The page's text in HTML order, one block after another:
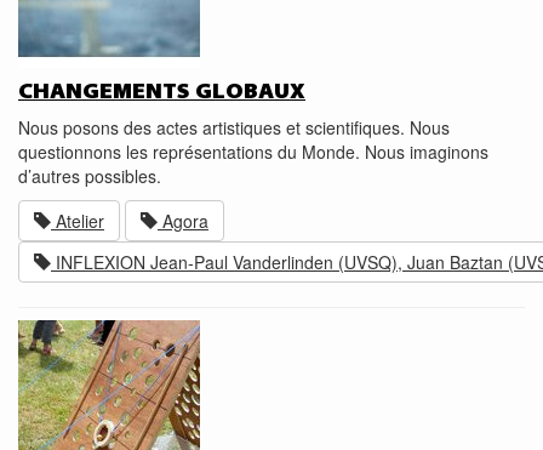
CHANGEMENTS GLOBAUX
Nous posons des actes artistiques et scientifiques. Nous
questionnons les représentations du Monde. Nous imaginons
d’autres possibles.
Atelier
Agora
INFLEXION Jean-Paul Vanderlinden (UVSQ), Juan Baztan